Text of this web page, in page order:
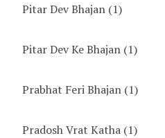
Pitar Dev Bhajan (1)
Pitar Dev Ke Bhajan (1)
Prabhat Feri Bhajan (1)
Pradosh Vrat Katha (1)